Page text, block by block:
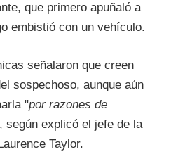
que primero apuñaló a
embistió con un vehículo.
señalaron que creen
sospechoso, aunque aún
"por razones de
según explicó el jefe de la
Taylor.